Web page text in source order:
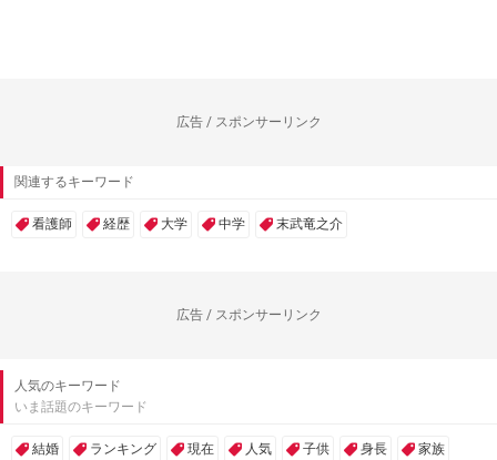
広告 / スポンサーリンク
関連するキーワード
看護師 経歴 大学 中学 末武竜之介
広告 / スポンサーリンク
人気のキーワード
いま話題のキーワード
結婚 ランキング 現在 人気 子供 身長 家族